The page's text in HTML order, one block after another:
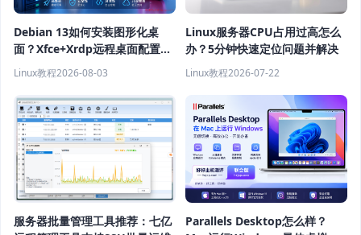
Debian 13如何安装图形化桌
面？Xfce+Xrdp远程桌面配置教
程
Linux教程2026-08-03
Linux服务器CPU占用过高怎么
办？5分钟快速定位问题并解决
Linux教程2026-07-22
服务器批量管理工具推荐：七亿
Parallels Desktop怎么样？